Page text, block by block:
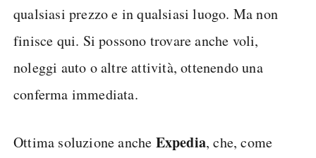
qualsiasi prezzo e in qualsiasi luogo. Ma non
finisce qui. Si possono trovare anche voli,
noleggi auto o altre attività, ottenendo una
conferma immediata.
Ottima soluzione anche Expedia, che, come